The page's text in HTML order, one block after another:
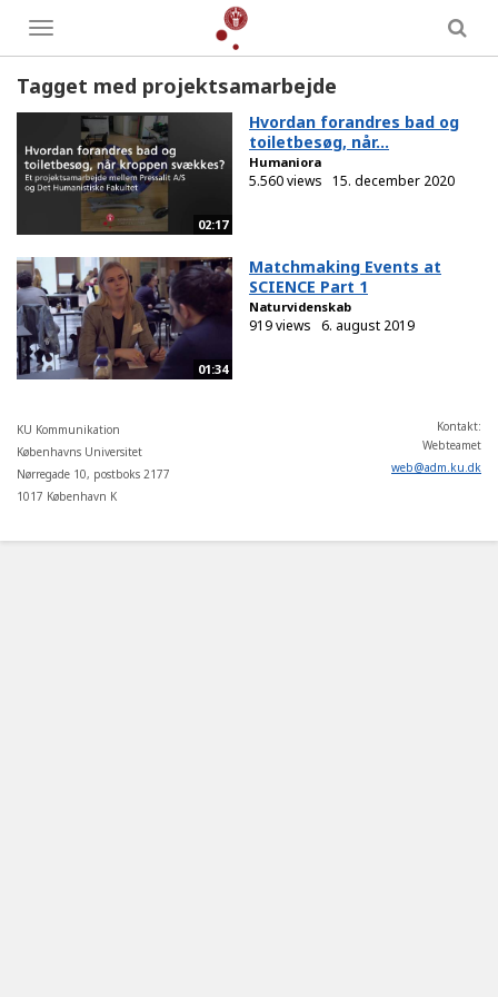
Toggle
menu
Tagget med projektsamarbejde
02:17
Hvordan forandres bad og
toiletbesøg, når...
Humaniora
5.560 views 15. december 2020
01:34
Matchmaking Events at
SCIENCE Part 1
Naturvidenskab
919 views 6. august 2019
KU Kommunikation
Københavns Universitet
Nørregade 10, postboks 2177
1017 København K
Kontakt:
Webteamet
web@adm.ku.dk